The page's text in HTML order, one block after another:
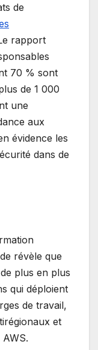
de
rapport
70 % sont
de 1 000
une
aux
évidence les
dans de
révèle que
plus en plus
qui déploient
de travail,
et
AWS.